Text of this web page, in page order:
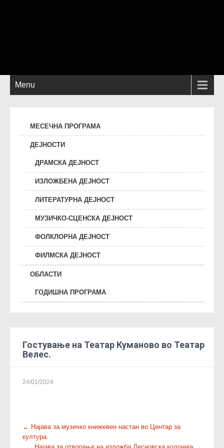
Menu
МЕСЕЧНА ПРОГРАМА
ДЕЈНОСТИ
ДРАМСКА ДЕЈНОСТ
ИЗЛОЖБЕНА ДЕЈНОСТ
ЛИТЕРАТУРНА ДЕЈНОСТ
МУЗИЧКО-СЦЕНСКА ДЕЈНОСТ
ФОЛКЛОРНА ДЕЈНОСТ
ФИЛМСКА ДЕЈНОСТ
ОБЛАСТИ
ГОДИШНА ПРОГРАМА
Гостување на Театар Куманово во Театар
Велес.
24/01/2024
P
o
← Најава за музичко книжевен настан во Центар за
култура.